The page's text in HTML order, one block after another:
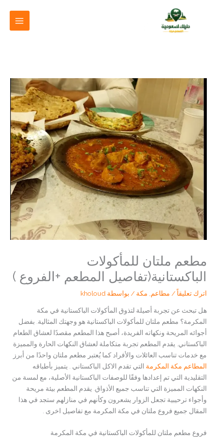
مطعم ملتان للمأكولات
الباكستانية(تفاصيل المطعم +الفروع )
اترك تعليقاً / مطاعم, مكة / بواسطة kholoud
هل تبحث عن تجربة أصيلة لتذوق المأكولات الباكستانية في مكة
المكرمة؟ مطعم ملتان للمأكولات الباكستانية هو وجهتك المثالية. بفضل
أجوائه المريحة ونكهاته الفريدة، أصبح هذا المطعم مقصدًا لعشاق الطعام
الباكستاني. يقدم المطعم تجربة متكاملة لعشاق النكهات الحارة والمميزة
مع خدمات تناسب العائلات والأفراد كما يُعتبر مطعم ملتان واحدًا من أبرز
المطاعم مكة المكرمة التي تقدم الاكل الباكستاني . يتميز بأطباقه
التقليدية التي تم إعدادها وفقًا للوصفات الباكستانية الأصلية، مع لمسة من
النكهات المميزة التي تناسب جميع الأذواق. يقدم المطعم بيئة مريحة
وأجواء ترحيبية تجعل الزوار يشعرون وكأنهم في منازلهم ستجد في هذا
المقال جميع فروع ملتان في مكة المكرمة مع تفاصيل اخرى .
فروع مطعم ملتان للمأكولات الباكستانية في مكة المكرمة